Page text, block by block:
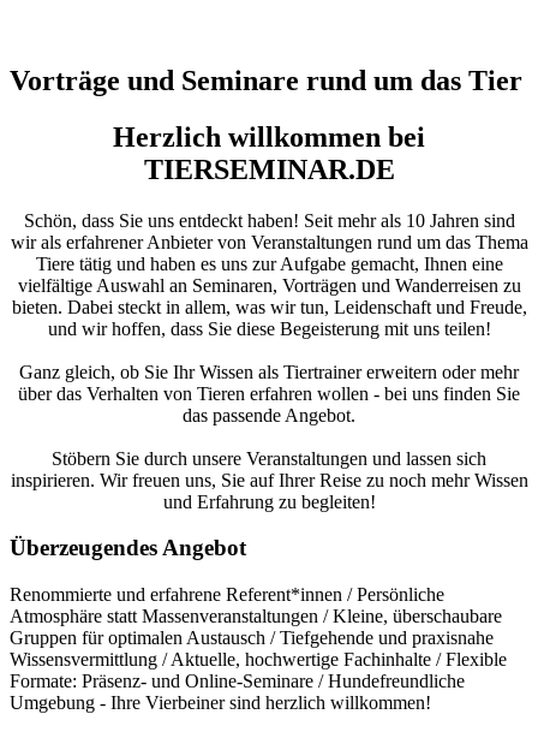
Vorträge und Seminare rund um das Tier
Herzlich willkommen bei
TIERSEMINAR.DE
Schön, dass Sie uns entdeckt haben! Seit mehr als 10 Jahren sind
wir als erfahrener Anbieter von Veranstaltungen rund um das Thema
Tiere tätig und haben es uns zur Aufgabe gemacht, Ihnen eine
vielfältige Auswahl an Seminaren, Vorträgen und Wanderreisen zu
bieten. Dabei steckt in allem, was wir tun, Leidenschaft und Freude,
und wir hoffen, dass Sie diese Begeisterung mit uns teilen!
Ganz gleich, ob Sie Ihr Wissen als Tiertrainer erweitern oder mehr
über das Verhalten von Tieren erfahren wollen - bei uns finden Sie
das passende Angebot.
Stöbern Sie durch unsere Veranstaltungen und lassen sich
inspirieren. Wir freuen uns, Sie auf Ihrer Reise zu noch mehr Wissen
und Erfahrung zu begleiten!
Überzeugendes Angebot
Renommierte und erfahrene Referent*innen / Persönliche
Atmosphäre statt Massenveranstaltungen / Kleine, überschaubare
Gruppen für optimalen Austausch / Tiefgehende und praxisnahe
Wissensvermittlung / Aktuelle, hochwertige Fachinhalte / Flexible
Formate: Präsenz- und Online-Seminare / Hundefreundliche
Umgebung - Ihre Vierbeiner sind herzlich willkommen!